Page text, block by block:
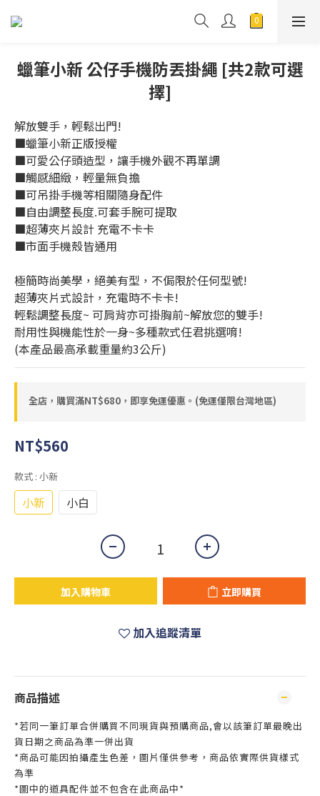
蠟筆小新 公仔手機防丟掛繩 [共2款可選
擇]
解放雙手，輕鬆出門!
■蠟筆小新正版授權
■可愛公仔頭造型，讓手機外觀不再單調
■觸感細緻，輕量無負擔
■可吊掛手機等相關隨身配件
■自由調整長度.可套手腕可提取
■超薄夾片設計 充電不卡卡
■市面手機殼皆通用
極簡時尚美學，絕美有型，不侷限於任何型號!
超薄夾片式設計，充電時不卡卡!
輕鬆調整長度~ 可肩背亦可掛胸前~解放您的雙手!
耐用性與機能性於一身~多種款式任君挑選唷!
(本產品最高承載重量約3公斤)
全店，購買滿NT$680，即享免運優惠。(免運僅限台灣地區)
NT$560
款式 : 小新
小新 小白
加入購物車 立即購買
加入追蹤清單
商品描述
*若同一筆訂單合併購買不同現貨與預購商品,會以該筆訂單最晚出
貨日期之商品為準一併出貨
*商品可能因拍攝產生色差，圖片僅供參考，商品依實際供貨樣式
為準
*圖中的道具配件並不包含在此商品中*